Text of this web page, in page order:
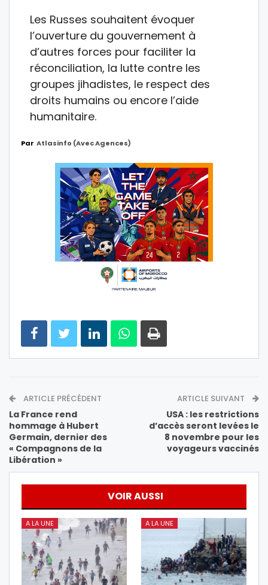
Les Russes souhaitent évoquer
l’ouverture du gouvernement à
d’autres forces pour faciliter la
réconciliation, la lutte contre les
groupes jihadistes, le respect des
droits humains ou encore l’aide
humanitaire.
Par Atlasinfo (avec Agences)
ARTICLE PRÉCÉDENT
La France rend
hommage à Hubert
Germain, dernier des
« Compagnons de la
Libération »
ARTICLE SUIVANT
USA : les restrictions
d’accès seront levées le
8 novembre pour les
voyageurs vaccinés
VOIR AUSSI
A LA UNE A LA UNE